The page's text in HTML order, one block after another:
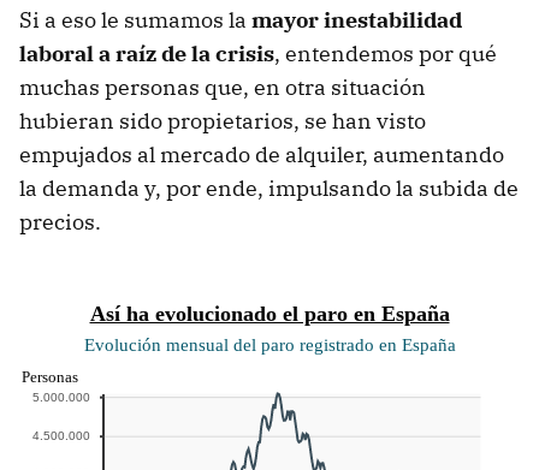
Si a eso le sumamos la mayor inestabilidad
laboral a raíz de la crisis, entendemos por qué
muchas personas que, en otra situación
hubieran sido propietarios, se han visto
empujados al mercado de alquiler, aumentando
la demanda y, por ende, impulsando la subida de
precios.